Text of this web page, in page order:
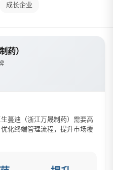
成长企业
药）
蔓迪（浙江万晟制药）需要高
化终端管理流程，提升市场覆